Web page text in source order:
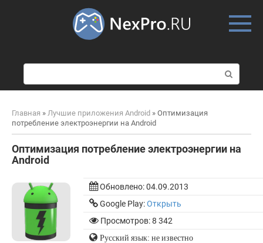
о
и
к
Главная » Лучшие приложения Android » Оптимизация
потребление электроэнергии на Android
Оптимизация потребление электроэнергии на
Android
Обновлено:04.09.2013
Google Play:Открыть
Просмотров: 8 342
Русский язык: не известно